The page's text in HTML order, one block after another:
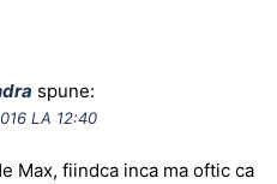
spune:
LA 12:40
Max, fiindca inca ma oftic ca